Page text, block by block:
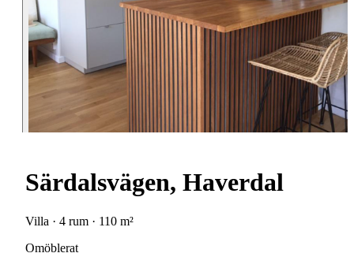
Särdalsvägen, Haverdal
Villa · 4 rum · 110 m²
Omöblerat